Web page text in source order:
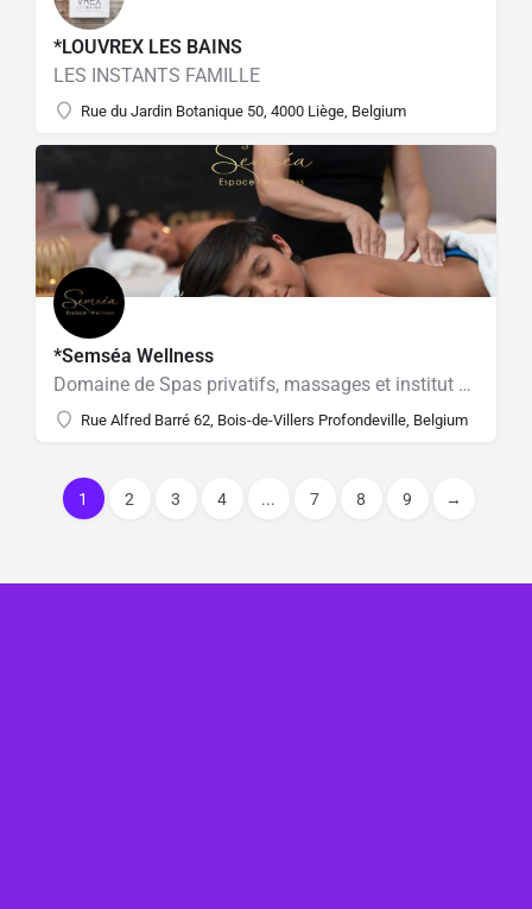
*LOUVREX LES BAINS
LES INSTANTS FAMILLE
Rue du Jardin Botanique 50, 4000 Liège, Belgium
*Semséa Wellness
Domaine de Spas privatifs, massages et institut de beauté. En amoureux, en solo, en duo, en famille
Rue Alfred Barré 62, Bois-de-Villers Profondeville, Belgium
1 2 3 4 ... 7 8 9 →